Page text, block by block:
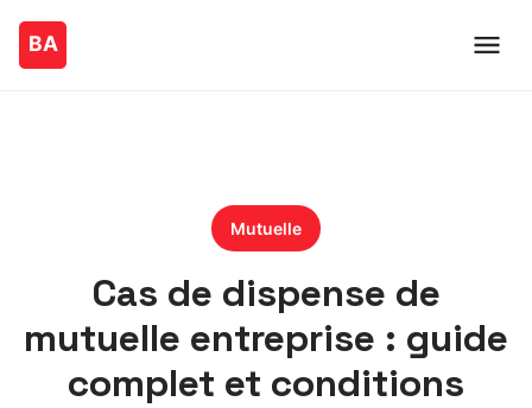
Mutuelle
Cas de dispense de
mutuelle entreprise : guide
complet et conditions